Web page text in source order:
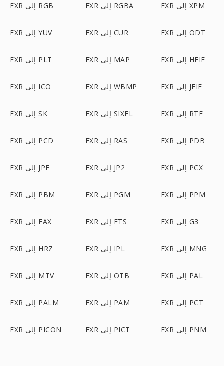
EXR إلى RGB EXR إلى RGBA EXR إلى XPM
EXR إلى YUV EXR إلى CUR EXR إلى ODT
EXR إلى PLT EXR إلى MAP EXR إلى HEIF
EXR إلى ICO EXR إلى WBMP EXR إلى JFIF
EXR إلى SK EXR إلى SIXEL EXR إلى RTF
EXR إلى PCD EXR إلى RAS EXR إلى PDB
EXR إلى JPE EXR إلى JP2 EXR إلى PCX
EXR إلى PBM EXR إلى PGM EXR إلى PPM
EXR إلى FAX EXR إلى FTS EXR إلى G3
EXR إلى HRZ EXR إلى IPL EXR إلى MNG
EXR إلى MTV EXR إلى OTB EXR إلى PAL
EXR إلى PALM EXR إلى PAM EXR إلى PCT
EXR إلى PICON EXR إلى PICT EXR إلى PNM